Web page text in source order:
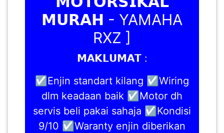
𝗠𝗨𝗥𝗔𝗛 - YAMAHA
RXZ ]
𝗠𝗔𝗞𝗟𝗨𝗠𝗔𝗧 :
☑️Enjin standart kilang ☑️Wiring
dlm keadaan baik ☑️Motor dh
servis beli pakai sahaja ☑️Kondisi
9/10 ☑️Waranty enjin diberikan
PERLIS(6)
PUTRAJAYA(9)